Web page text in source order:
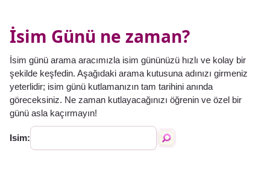
İsim Günü ne zaman?
İsim günü arama aracımızla isim gününüzü hızlı ve kolay bir
şekilde keşfedin. Aşağıdaki arama kutusuna adınızı girmeniz
yeterlidir; isim günü kutlamanızın tam tarihini anında
göreceksiniz. Ne zaman kutlayacağınızı öğrenin ve özel bir
günü asla kaçırmayın!
Isim: